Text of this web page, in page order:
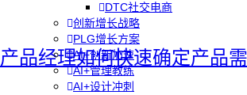
DTC社交电商
创新增长战略
PLG增长方案
AI+创新加速
AI+管理教练
AI+设计冲刺
产品经理如何快速确定产品